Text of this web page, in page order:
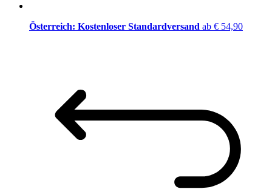
Österreich: Kostenloser Standardversand ab € 54,90